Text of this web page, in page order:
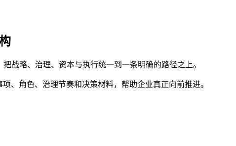
战略、治理、资本与执行统一到一条明确的路径之上。
、角色、治理节奏和决策材料，帮助企业真正向前推进。